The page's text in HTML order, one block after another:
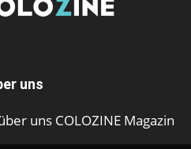
uns
uns COLOZINE Magazin